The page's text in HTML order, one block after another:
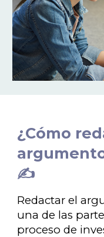
¿Cómo
✍️
Redactar el
una de las
proceso de